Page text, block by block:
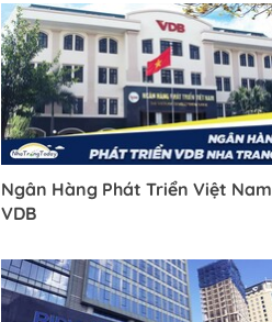
Ngân Hàng Phát Triển Việt Nam
VDB